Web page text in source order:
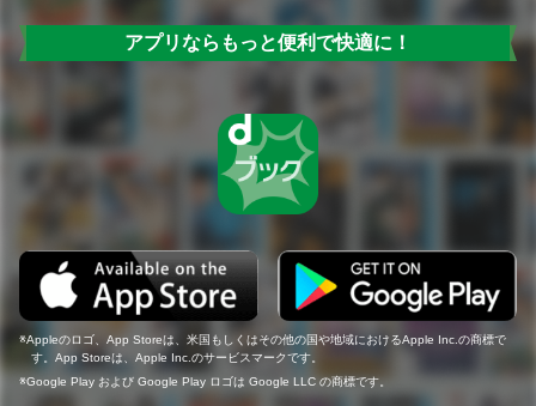
アプリならもっと便利で快適に！
Appleのロゴ、App Storeは、米国もしくはその他の国や地域におけるApple Inc.の商標で
す。App Storeは、Apple Inc.のサービスマークです。
Google Play および Google Play ロゴは Google LLC の商標です。